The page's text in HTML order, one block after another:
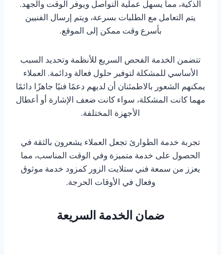
الذكية، مما يسهل عملية التواصل ويوفر الوقت والجهد.
يتم التعامل مع الطلبات بسرعة، ويتم إرسال الفنيين
بأسرع وقت ممكن إلى الموقع.
تتضمن الخدمة الفحص السريع للأنظمة وتحديد السبب
الأساسي للمشكلة لتوفير حلول فعالة ودائمة. العملاء
يمكنهم الشعور بالاطمئنان أن لديهم دعمًا فنيًا جاهزًا دائمًا
مهما كانت المشكلة، سواء كانت ضعف الإشارة أو أعطال
الأجهزة المختلفة.
تجربة خدمة الطوارئ تجعل العملاء يشعرون بالثقة في
الحصول على خدمة متميزة وفي الوقت المناسب، مما
يعزز من سمعة فني ستلايت الزور كمزود خدمة موثوق
وفعال في الأوقات الحرجة.
ضمان الخدمة السريعة